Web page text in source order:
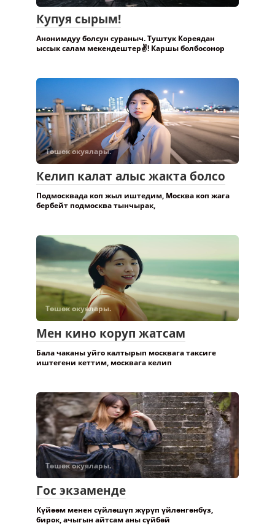
Купуя сырым!
Анонимдуу болсун сураныч. Туштук Кореядан
ыссык салам мекендештер✌️! Каршы болбосонор
Төшөк окуялары.
Келип калат алыс жакта болсо
Подмосквада коп жыл иштедим, Москва коп жага
бербейт подмосква тынчырак,
Төшөк окуялары.
Мен кино коруп жатсам
Бала чаканы уйго калтырып москвага таксиге
иштегени кеттим, москвага келип
Төшөк окуялары.
Гос экзаменде
Күйөөм менен сүйлөшүп жүрүп үйлөнгөнбүз,
бирок, ачыгын айтсам аны сүйбөй